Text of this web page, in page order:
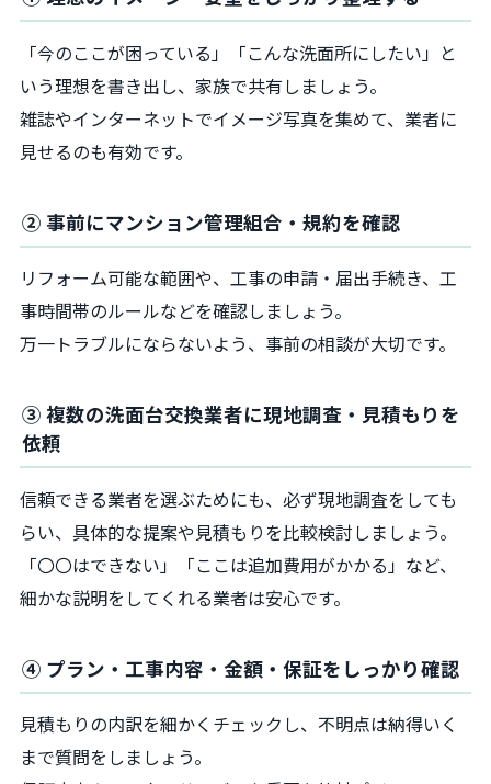
「今のここが困っている」「こんな洗面所にしたい」と
いう理想を書き出し、家族で共有しましょう。
雑誌やインターネットでイメージ写真を集めて、業者に
見せるのも有効です。
② 事前にマンション管理組合・規約を確認
リフォーム可能な範囲や、工事の申請・届出手続き、工
事時間帯のルールなどを確認しましょう。
万一トラブルにならないよう、事前の相談が大切です。
③ 複数の洗面台交換業者に現地調査・見積もりを
依頼
信頼できる業者を選ぶためにも、必ず現地調査をしても
らい、具体的な提案や見積もりを比較検討しましょう。
「〇〇はできない」「ここは追加費用がかかる」など、
細かな説明をしてくれる業者は安心です。
④ プラン・工事内容・金額・保証をしっかり確認
見積もりの内訳を細かくチェックし、不明点は納得いく
まで質問をしましょう。